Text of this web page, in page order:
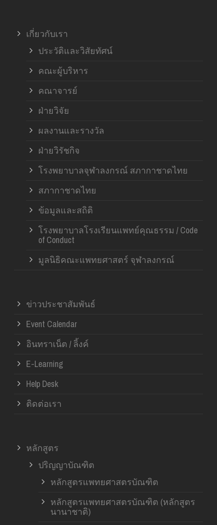
เกี่ยวกับเรา
ประวัติและวิสัยทัศน์
คณะผู้บริหาร
คณาจารย์
ฝ่ายวิจัย
ผลงานและรางวัล
ฝ่ายวิรัชกิจ
โรงพยาบาลจุฬาลงกรณ์ สภากาชาดไทย
สภากาชาดไทย
ข้อมูลและสถิติ
โรงพยาบาลโรงเรียนแพทย์คุณธรรม / Code
of Conduct
มูลนิธิคณะแพทยศาสตร์ จุฬาลงกรณ์
ข่าวประชาสัมพันธ์
Event Calendar
อินทราเน็ต / ลิ้งค์
E-Learning
Help Desk
ติดต่อเรา
หลักสูตร
ปริญญาบัณฑิต
หลักสูตรแพทยศาสตรบัณฑิต
หลักสูตรแพทยศาสตรบัณฑิต (หลักสูตร
นานาชาติ)